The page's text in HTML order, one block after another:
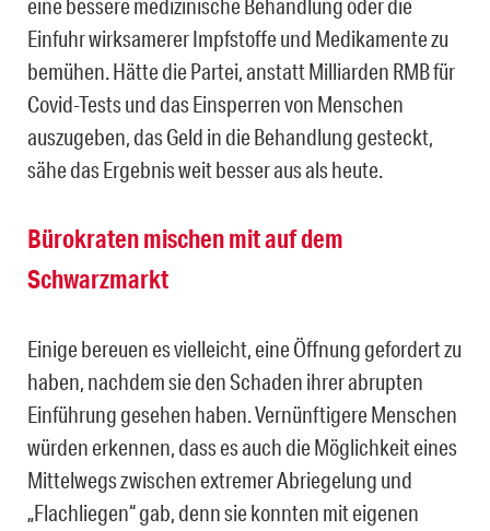
eine bessere medizinische Behandlung oder die
Einfuhr wirksamerer Impfstoffe und Medikamente zu
bemühen. Hätte die Partei, anstatt Milliarden RMB für
Covid-Tests und das Einsperren von Menschen
auszugeben, das Geld in die Behandlung gesteckt,
sähe das Ergebnis weit besser aus als heute.
Bürokraten mischen mit auf dem
Schwarzmarkt
Einige bereuen es vielleicht, eine Öffnung gefordert zu
haben, nachdem sie den Schaden ihrer abrupten
Einführung gesehen haben. Vernünftigere Menschen
würden erkennen, dass es auch die Möglichkeit eines
Mittelwegs zwischen extremer Abriegelung und
„Flachliegen“ gab, denn sie konnten mit eigenen